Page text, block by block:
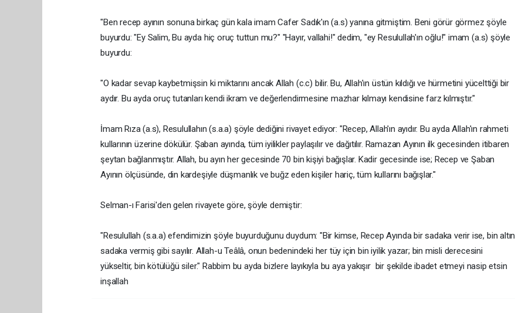
"Ben recep ayının sonuna birkaç gün kala imam Cafer Sadık'ın (a.s) yanına gitmiştim. Beni görür görmez şöyle
buyurdu: "Ey Salim, Bu ayda hiç oruç tuttun mu?" "Hayır, vallahi!" dedim, "ey Resulullah'ın oğlu!" imam (a.s) şöyle
buyurdu:
"O kadar sevap kaybetmişsin ki miktarını ancak Allah (c.c) bilir. Bu, Allah'ın üstün kıldığı ve hürmetini yücelttiği bir
aydır. Bu ayda oruç tutanları kendi ikram ve değerlendirmesine mazhar kılmayı kendisine farz kılmıştır."
İmam Rıza (a.s), Resulullahın (s.a.a) şöyle dediğini rivayet ediyor: "Recep, Allah'ın ayıdır. Bu ayda Allah'ın rahmeti
kullarının üzerine dökülür. Şaban ayında, tüm iyilikler paylaşılır ve dağıtılır. Ramazan Ayının ilk gecesinden itibaren
şeytan bağlanmıştır. Allah, bu ayın her gecesinde 70 bin kişiyi bağışlar. Kadir gecesinde ise; Recep ve Şaban
Ayının ölçüsünde, din kardeşiyle düşmanlık ve buğz eden kişiler hariç, tüm kullarını bağışlar."
Selman-ı Farisi'den gelen rivayete göre, şöyle demiştir:
"Resulullah (s.a.a) efendimizin şöyle buyurduğunu duydum: "Bir kimse, Recep Ayında bir sadaka verir ise, bin altın
sadaka vermiş gibi sayılır. Allah-u Teâlâ, onun bedenindeki her tüy için bin iyilik yazar; bin misli derecesini
yükseltir, bin kötülüğü siler." Rabbim bu ayda bizlere layıkıyla bu aya yakışır bir şekilde ibadet etmeyi nasip etsin
inşallah